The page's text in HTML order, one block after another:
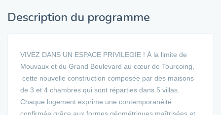
Description du programme
VIVEZ DANS UN ESPACE PRIVILEGIE ! À la limite de
Mouvaux et du Grand Boulevard au cœur de Tourcoing,
cette nouvelle construction composée par des maisons
de 3 et 4 chambres qui sont réparties dans 5 villas.
Chaque logement exprime une contemporanéité